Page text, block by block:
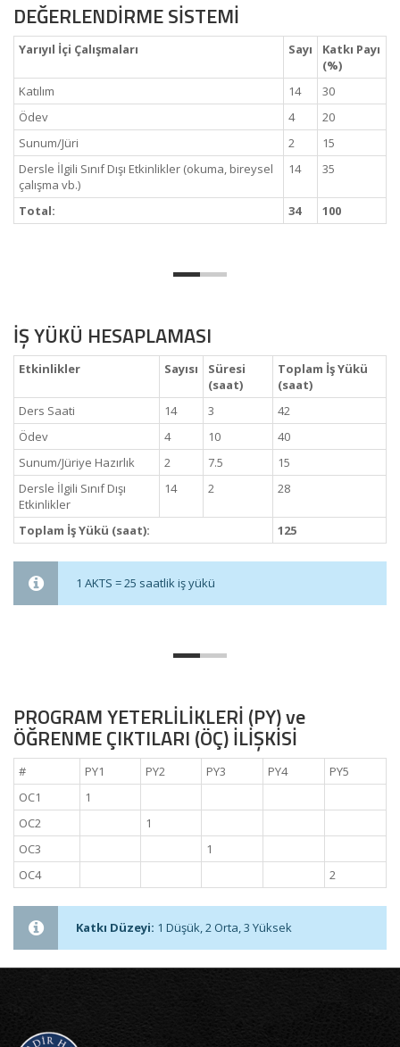
DEĞERLENDİRME SİSTEMİ
Yarıyıl İçi Çalışmaları Sayı
Katkı Payı
(%)
Katılım
14
30
Ödev
4
20
Sunum/Jüri
2
15
Dersle İlgili Sınıf Dışı Etkinlikler (okuma, bireysel
çalışma vb.)
14 35
Total: 34 100
İŞ YÜKÜ HESAPLAMASI
Etkinlikler Sayısı
Süresi
(saat)
Toplam İş Yükü
(saat)
Ders Saati
14 3
42
Ödev
4 10
40
Sunum/Jüriye Hazırlık
2 7.5
15
Dersle İlgili Sınıf Dışı
Etkinlikler
14 2 28
Toplam İş Yükü (saat): 125
1 AKTS = 25 saatlik iş yükü
PROGRAM YETERLİLİKLERİ (PY) ve
ÖĞRENME ÇIKTILARI (ÖÇ) İLİŞKİSİ
# PY1 PY2 PY3 PY4
PY5
OC1
1
OC2
1
OC3
1
OC4
2
Katkı Düzeyi: 1 Düşük, 2 Orta, 3 Yüksek